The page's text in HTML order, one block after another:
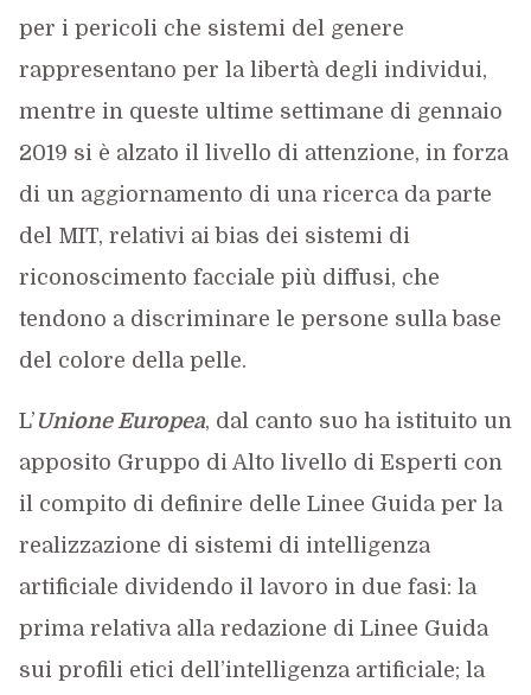
per i pericoli che sistemi del genere
rappresentano per la libertà degli individui,
mentre in queste ultime settimane di gennaio
2019 si è alzato il livello di attenzione, in forza
di un aggiornamento di una ricerca da parte
del MIT, relativi ai bias dei sistemi di
riconoscimento facciale più diffusi, che
tendono a discriminare le persone sulla base
del colore della pelle.
L’ Unione Europea, dal canto suo ha istituito un
apposito Gruppo di Alto livello di Esperti con
il compito di definire delle Linee Guida per la
realizzazione di sistemi di intelligenza
artificiale dividendo il lavoro in due fasi: la
prima relativa alla redazione di Linee Guida
sui profili etici dell’intelligenza artificiale; la